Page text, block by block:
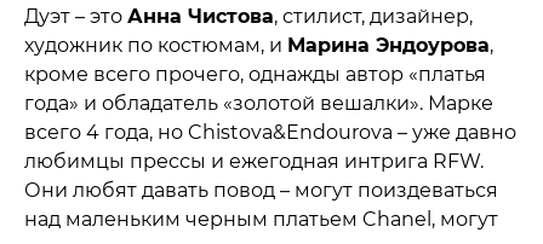
Дуэт – это Анна Чистова, стилист, дизайнер,
художник по костюмам, и Марина Эндоурова,
кроме всего прочего, однажды автор «платья
года» и обладатель «золотой вешалки». Марке
всего 4 года, но Chistova&Endourova – уже давно
любимцы прессы и ежегодная интрига RFW.
Они любят давать повод – могут поиздеваться
над маленьким черным платьем Chanel, могут